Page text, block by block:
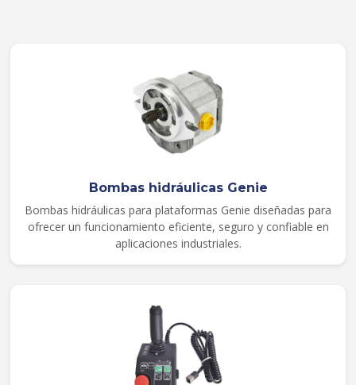
Bombas hidráulicas Genie
Bombas hidráulicas para plataformas Genie diseñadas para
ofrecer un funcionamiento eficiente, seguro y confiable en
aplicaciones industriales.